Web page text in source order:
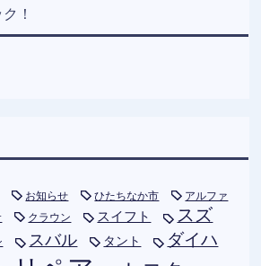
！
お知らせ ひたちなか市
アルファ
クラウン スイフト
スズ
スバル タント
ダイハ